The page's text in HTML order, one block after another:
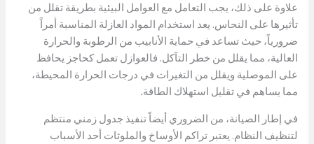
علاوة على ذلك، يجب التعامل مع العوامل البيئية بطريقة تقلل من
تأثيرها على النحاس. يعد استخدام المواد العازلة المناسبة أمراً
ضرورياً، حيث تساعد في حماية الأنابيب من الرطوبة والحرارة
العالية، مما يقلل من خطر التآكل. فالعوازل تعمل كحاجز يحافظ
على الموصلية ويقلل من التغيرات في درجات الحرارة المحيطة،
مما يساهم في تقليل استهلاك الطاقة.
في إطار الصيانة، من الضروري أيضاً تنفيذ جدول زمني منتظم
لتنظيف النظام. يعتبر تراكم الأوساخ والملوثات أحد الأسباب